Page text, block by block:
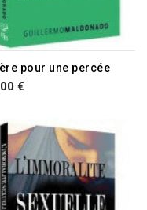
pour une percée
€